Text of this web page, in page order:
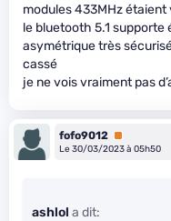
modules 433MHz
le bluetooth 5.1
asymétrique très
cassé
je ne vois vraiment pas
fofo9012 Premium
Le 30/03/2023 à 05h50
ashlol a dit: